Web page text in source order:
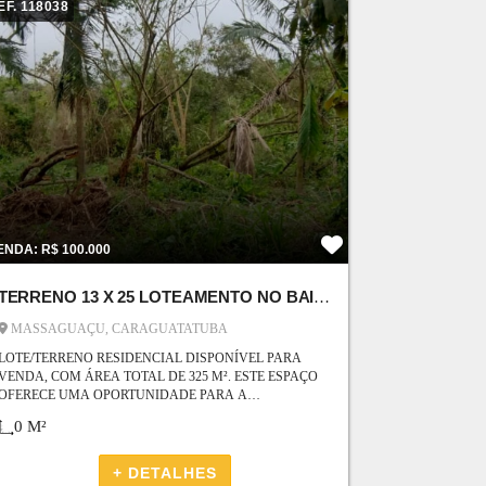
118038
R$ 100.000
TERRENO 13 X 25 LOTEAMENTO NO BAIRRO MASSAGUAÇU
MASSAGUAÇU, CARAGUATATUBA
TERRENO RESIDENCIAL DISPONÍVEL PARA
COM ÁREA TOTAL DE 325 M². ESTE ESPAÇO
UMA OPORTUNIDADE PARA A
LOCALIZAÇÃO ESTRATÉGICA, IDEAL PARA QUEM
COM 325 M², O TERRENO PROPORCIONA
0 M²
+ DETALHES